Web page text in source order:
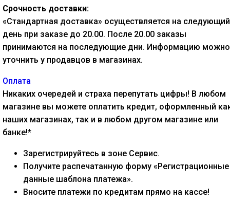
Срочность доставки:
«Стандартная доставка» осуществляется на следующий
день при заказе до 20.00. После 20.00 заказы
принимаются на последующие дни. Информацию можно
уточнить у продавцов в магазинах.
Оплата
Никаких очередей и страха перепутать цифры! В любом
магазине вы можете оплатить кредит, оформленный
наших магазинах, так и в любом другом магазине или
банке!*
Зарегистрируйтесь в зоне Сервис.
Получите распечатанную форму «Регистрационные
данные шаблона платежа».
Вносите платежи по кредитам прямо на кассе!